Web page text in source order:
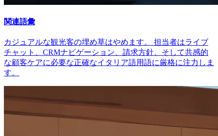
関連語彙
カジュアルな観光客の埋め草はやめます。 担当者はライブ
チャット、CRMナビゲーション、請求方針、そして共感的
な顧客ケアに必要な正確なイタリア語用語に厳格に注力しま
す。